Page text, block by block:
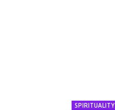
SPIRITUALITY